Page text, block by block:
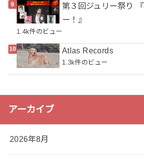
第３回ジュリー祭り
ー！』
1.4k件のビュー
Atlas Records
1.3k件のビュー
アーカイブ
2026年8月